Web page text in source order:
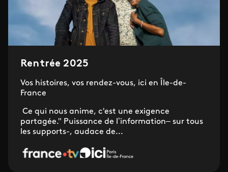
Rentrée 2025
Vos histoires, vos rendez-vous, ici en Île-de-
France
Ce qui nous anime, c'est une exigence
partagée." Puissance de l’information– sur tous
les supports-, audace de...